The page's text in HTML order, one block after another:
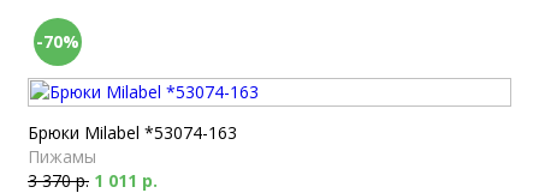
-70%
Брюки Milabel *53074-163
Пижамы
3 370 р. 1 011 р.